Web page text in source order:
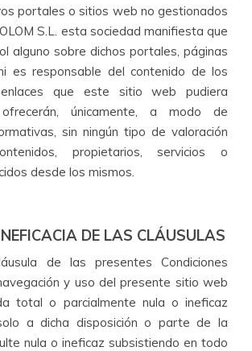
portales o sitios web no gestionados
S.L. esta sociedad manifiesta que
alguno sobre dichos portales, páginas
es responsable del contenido de los
que este sitio web pudiera
únicamente, a modo de
sin ningún tipo de valoración
propietarios, servicios o
desde los mismos.
DE LAS CLÁUSULAS
de las presentes Condiciones
y uso del presente sitio web
total o parcialmente nula o ineficaz
a dicha disposición o parte de la
nula o ineficaz subsistiendo en todo